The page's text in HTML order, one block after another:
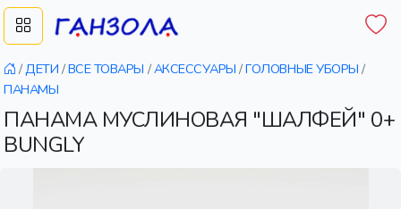
/ДЕТИ /ВСЕ ТОВАРЫ /АКСЕССУАРЫ /ГОЛОВНЫЕ УБОРЫ /
ПАНАМЫ
ПАНАМА МУСЛИНОВАЯ "ШАЛФЕЙ" 0+
BUNGLY